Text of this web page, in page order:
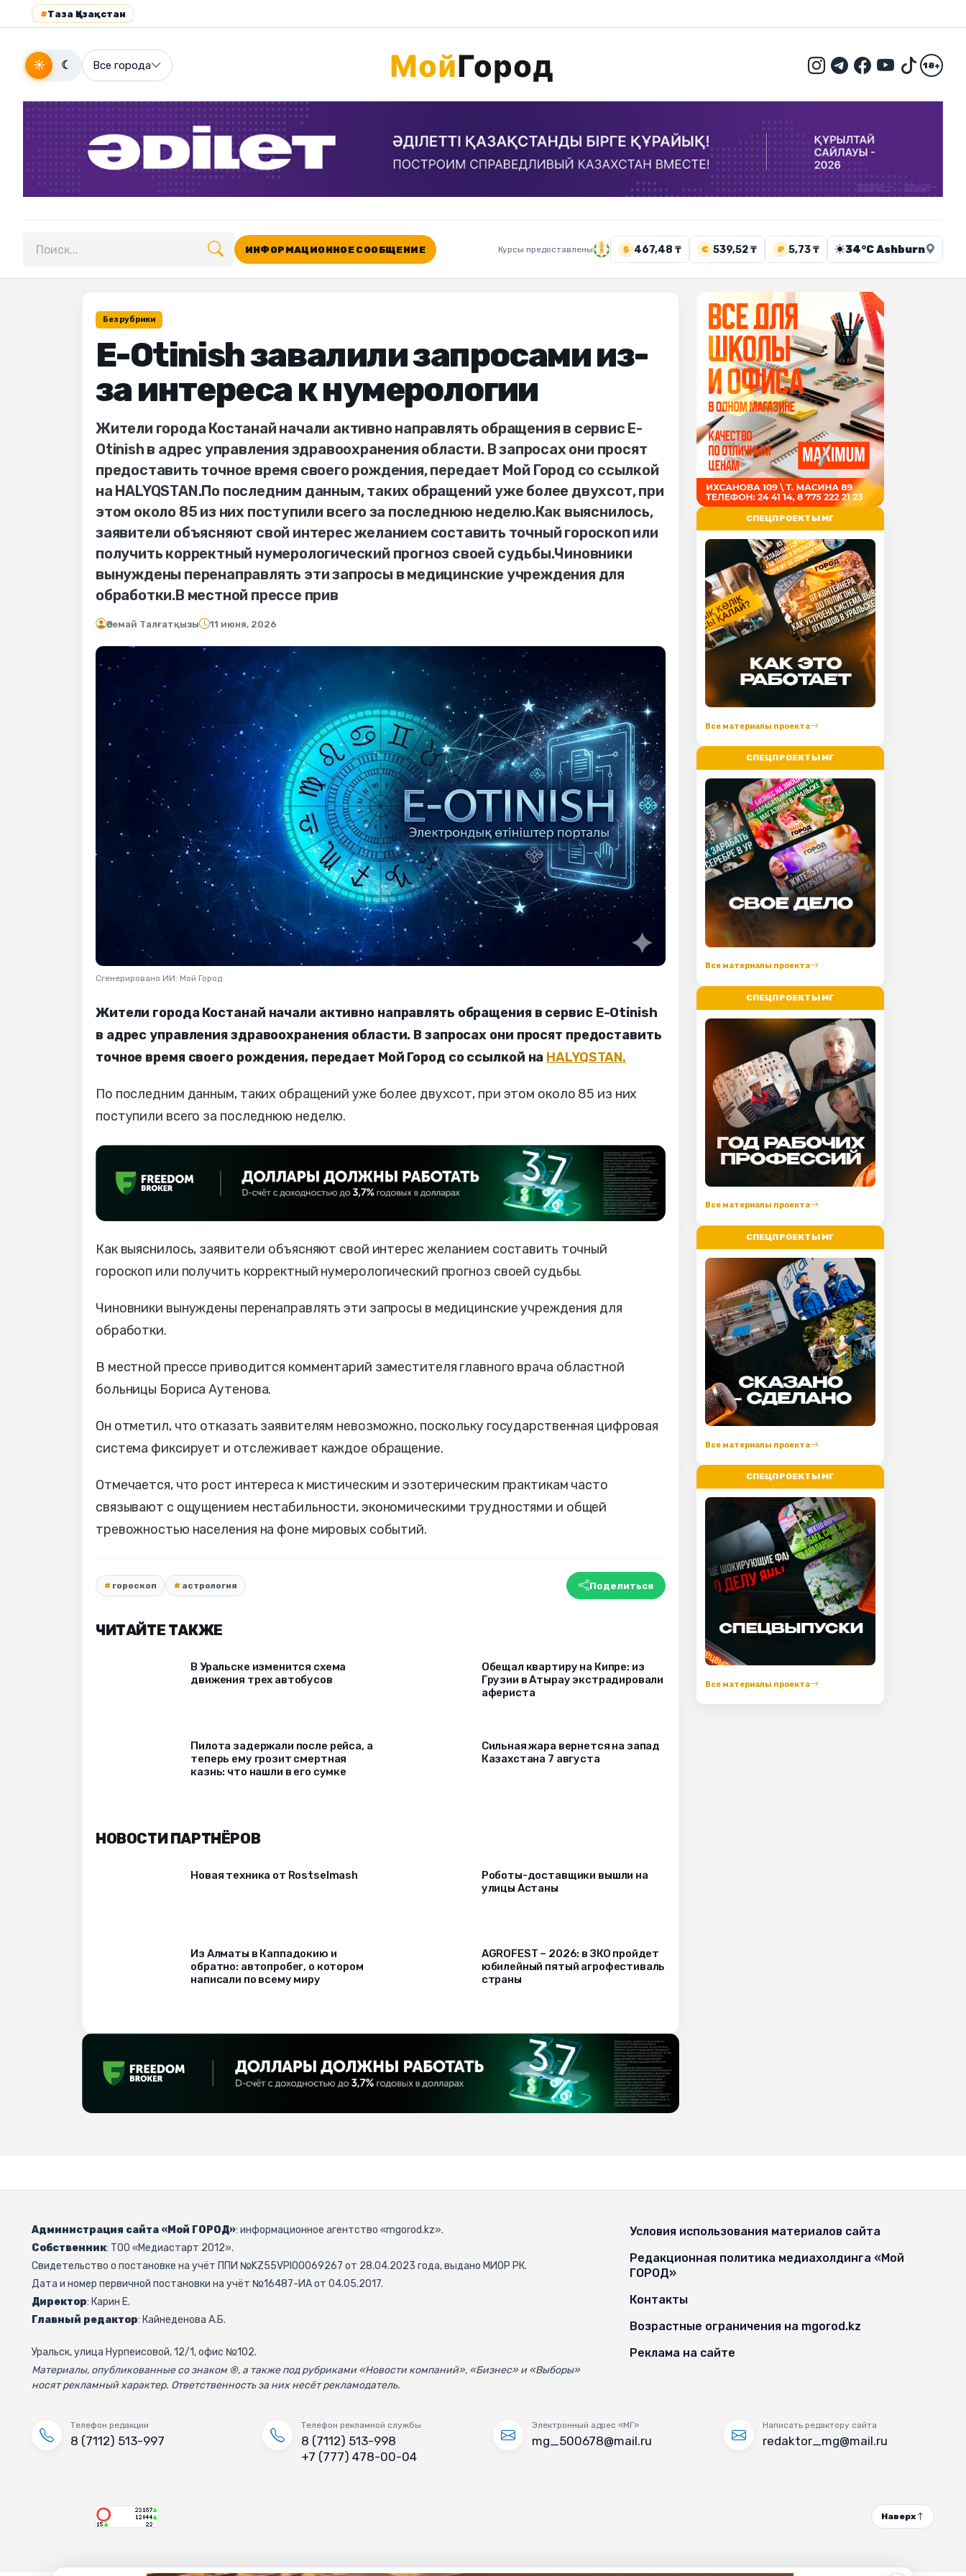
#Таза Қазақстан
☀ ☾ Все города 18+
Поиск по сайту
ИНФОРМАЦИОННОЕ СООБЩЕНИЕ Курсы предоставлены $ 467,48 ₸ € 539,52 ₸ ₽ 5,73 ₸ 34°C Ashburn
Без рубрики
E-Otinish завалили запросами из-
за интереса к нумерологии
Жители города Костанай начали активно направлять обращения в сервис E-
Otinish в адрес управления здравоохранения области. В запросах они просят
предоставить точное время своего рождения, передает Мой Город со ссылкой
на HALYQSTAN.По последним данным, таких обращений уже более двухсот, при
этом около 85 из них поступили всего за последнюю неделю.Как выяснилось,
заявители объясняют свой интерес желанием составить точный гороскоп или
получить корректный нумерологический прогноз своей судьбы.Чиновники
вынуждены перенаправлять эти запросы в медицинские учреждения для
обработки.В местной прессе прив
Әсемай Талғатқызы 11 июня, 2026
Сгенерировано ИИ: Мой Город
Жители города Костанай начали активно направлять обращения в сервис E-Otinish
в адрес управления здравоохранения области. В запросах они просят предоставить
точное время своего рождения, передает Мой Город со ссылкой на HALYQSTAN.
По последним данным, таких обращений уже более двухсот, при этом около 85 из них
поступили всего за последнюю неделю.
Как выяснилось, заявители объясняют свой интерес желанием составить точный
гороскоп или получить корректный нумерологический прогноз своей судьбы.
Чиновники вынуждены перенаправлять эти запросы в медицинские учреждения для
обработки.
В местной прессе приводится комментарий заместителя главного врача областной
больницы Бориса Аутенова.
Он отметил, что отказать заявителям невозможно, поскольку государственная цифровая
система фиксирует и отслеживает каждое обращение.
Отмечается, что рост интереса к мистическим и эзотерическим практикам часто
связывают с ощущением нестабильности, экономическими трудностями и общей
тревожностью населения на фоне мировых событий.
гороскоп астрология Поделиться
ЧИТАЙТЕ ТАКЖЕ
В Уральске изменится схема
движения трех автобусов
Обещал квартиру на Кипре: из
Грузии в Атырау экстрадировали
афериста
Пилота задержали после рейса, а
теперь ему грозит смертная
казнь: что нашли в его сумке
Сильная жара вернется на запад
Казахстана 7 августа
НОВОСТИ ПАРТНЁРОВ
Новая техника от Rostselmash
Роботы-доставщики вышли на
улицы Астаны
Из Алматы в Каппадокию и
обратно: автопробег, о котором
написали по всему миру
AGROFEST – 2026: в ЗКО пройдет
юбилейный пятый агрофестиваль
страны
СПЕЦПРОЕКТЫ МГ
Все материалы проекта
СПЕЦПРОЕКТЫ МГ
Все материалы проекта
СПЕЦПРОЕКТЫ МГ
Все материалы проекта
СПЕЦПРОЕКТЫ МГ
Все материалы проекта
СПЕЦПРОЕКТЫ МГ
Все материалы проекта
Администрация сайта «Мой ГОРОД»: информационное агентство «mgorod.kz».
Собственник: ТОО «Медиастарт 2012».
Свидетельство о постановке на учёт ППИ №KZ55VPI00069267 от 28.04.2023 года, выдано МИОР РК.
Дата и номер первичной постановки на учёт №16487-ИА от 04.05.2017.
Директор: Карин Е.
Главный редактор: Кайнеденова А.Б.
Уральск, улица Нурпеисовой, 12/1, офис №102.
Материалы, опубликованные со знаком ®, а также под рубриками «Новости компаний», «Бизнес» и «Выборы»
носят рекламный характер. Ответственность за них несёт рекламодатель.
Условия использования материалов сайта
Редакционная политика медиахолдинга «Мой
ГОРОД»
Контакты
Возрастные ограничения на mgorod.kz
Реклама на сайте
Телефон редакции
8 (7112) 513-997
Телефон рекламной службы
8 (7112) 513-998
+7 (777) 478-00-04
Электронный адрес «МГ»
mg_500678@mail.ru
Написать редактору сайта
redaktor_mg@mail.ru
Наверх